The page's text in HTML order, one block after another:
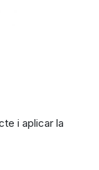
i aplicar la